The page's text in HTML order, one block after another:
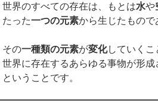
世界のすべての存在は、もとは水や
たった一つの元素から生じたもので
その一種類の元素が変化していくこ
世界に存在するあらゆる事物が形
ということです。